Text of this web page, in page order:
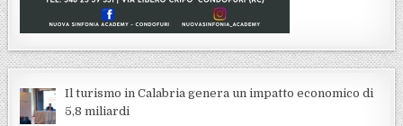
Il turismo in Calabria genera un impatto economico di
5,8 miliardi